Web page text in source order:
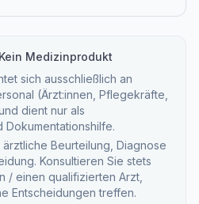
Medizinprodukt
sich ausschließlich an
(Ärzt:innen, Pflegekräfte,
dient nur als
Beurteilung, Diagnose
Konsultieren Sie stets
/ einen qualifizierten Arzt,
Entscheidungen treffen.